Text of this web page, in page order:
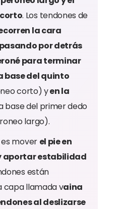
. Los tendones de
la cara
por detrás
para terminar
base del quinto
corto) yen la
base del primer dedo
largo).
mover el pie en
aportar estabilidad
están
capa llamada vaina
al deslizarse